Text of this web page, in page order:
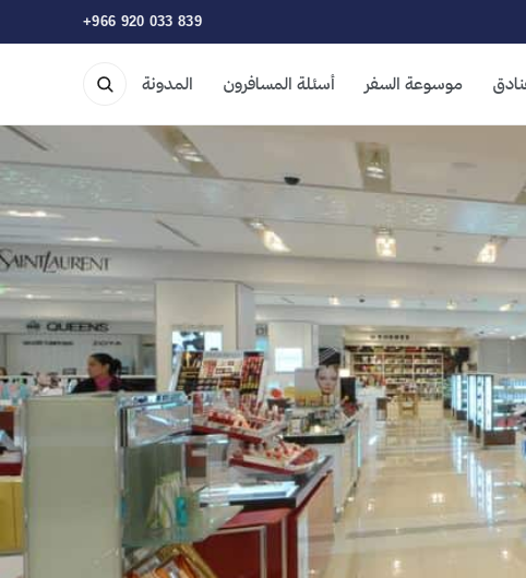
+966 920 033 839
موسوعة السفر أسئلة المسافرون المدونة